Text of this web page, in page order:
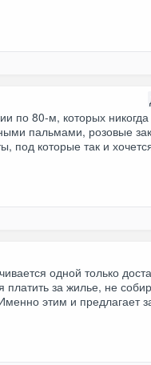
по 80-м, которых
пальмами, розовые
под которые так и
одной только
за жилье, не
этим и предлагает